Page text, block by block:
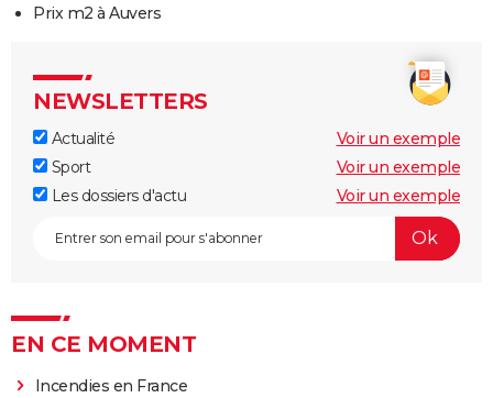
Prix m2 à Auvers
NEWSLETTERS
Actualité
Voir un exemple
Sport
Voir un exemple
Les dossiers d'actu
Voir un exemple
EN CE MOMENT
Incendies en France